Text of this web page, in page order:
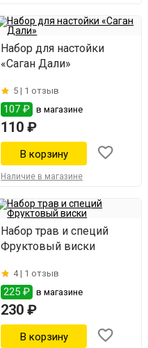
Набор для настойки
«Саган Дали»
5 | 1 отзыв
107 ₽ в магазине
110 ₽
Наличие в магазине
Набор трав и специй
Фруктовый виски
4 | 1 отзыв
225 ₽ в магазине
230 ₽